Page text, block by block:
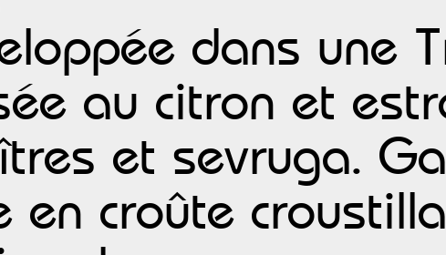
dans une
au citron et
et sevruga.
croûte